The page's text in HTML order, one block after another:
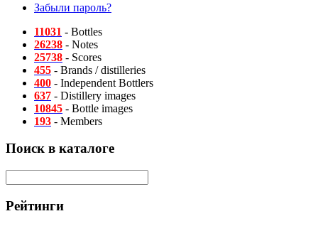
Забыли пароль?
11031 - Bottles
26238 - Notes
25738 - Scores
455 - Brands / distilleries
400 - Independent Bottlers
637 - Distillery images
10845 - Bottle images
193 - Members
Поиск в каталоге
Рейтинги